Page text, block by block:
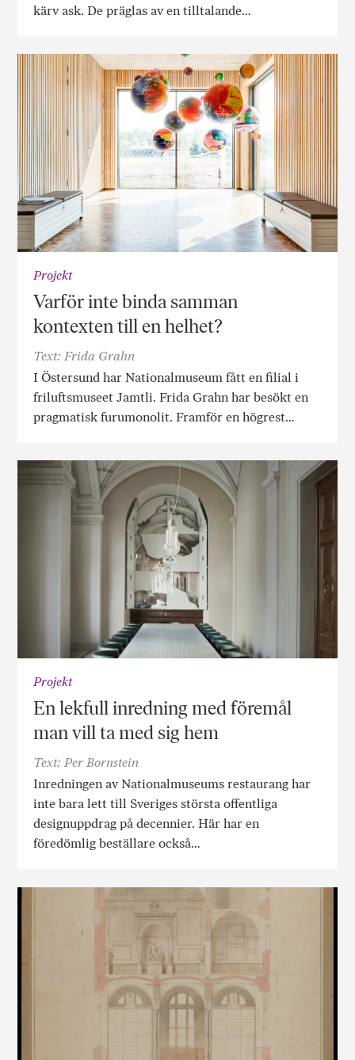
kärv ask. De präglas av en tilltalande…
Projekt
Varför inte binda samman
kontexten till en helhet?
Text: Frida Grahn
I Östersund har Nationalmuseum fått en filial i
friluftsmuseet Jamtli. Frida Grahn har besökt en
pragmatisk furumonolit. Framför en högrest…
Projekt
En lekfull inredning med föremål
man vill ta med sig hem
Text: Per Bornstein
Inredningen av Nationalmuseums restaurang har
inte bara lett till Sveriges största offentliga
designuppdrag på decennier. Här har en
föredömlig beställare också…